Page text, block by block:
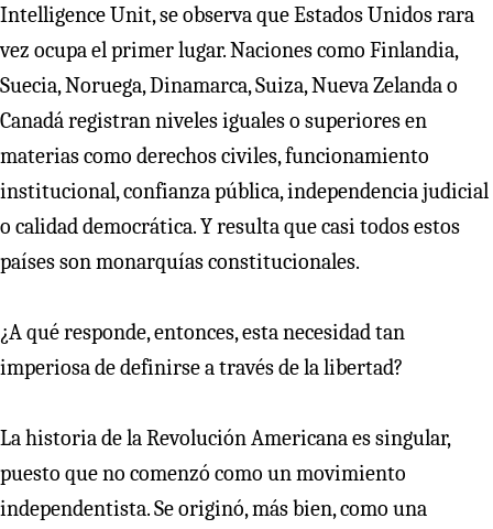
Intelligence Unit, se observa que Estados Unidos rara
vez ocupa el primer lugar. Naciones como Finlandia,
Suecia, Noruega, Dinamarca, Suiza, Nueva Zelanda o
Canadá registran niveles iguales o superiores en
materias como derechos civiles, funcionamiento
institucional, confianza pública, independencia judicial
o calidad democrática. Y resulta que casi todos estos
países son monarquías constitucionales.
¿A qué responde, entonces, esta necesidad tan
imperiosa de definirse a través de la libertad?
La historia de la Revolución Americana es singular,
puesto que no comenzó como un movimiento
independentista. Se originó, más bien, como una